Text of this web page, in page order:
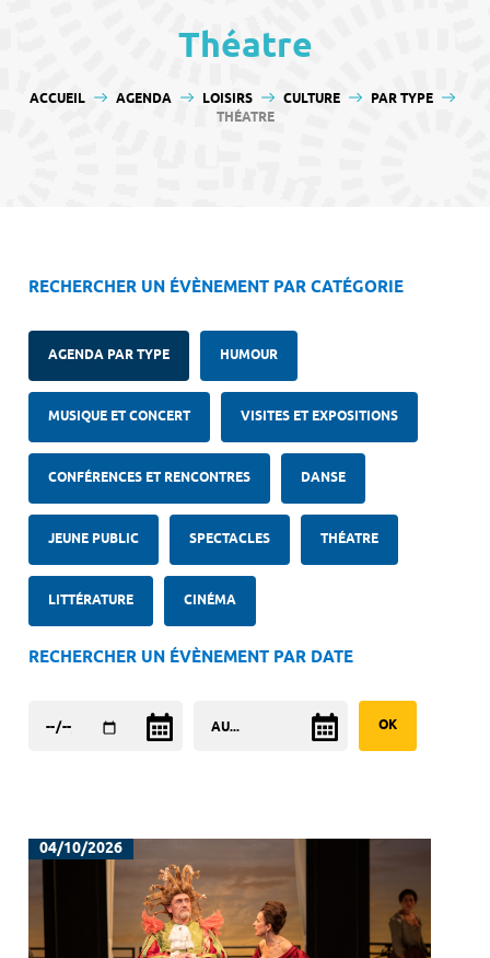
Théatre
VOUS ÊTES ICI :
ACCUEIL AGENDA LOISIRS CULTURE
PAR TYPE
THÉATRE
RECHERCHER UN ÉVÈNEMENT PAR CATÉGORIE
AGENDA PAR TYPE HUMOUR
MUSIQUE ET CONCERT VISITES ET EXPOSITIONS
CONFÉRENCES ET RENCONTRES DANSE
JEUNE PUBLIC SPECTACLES THÉATRE
LITTÉRATURE CINÉMA
RECHERCHER UN ÉVÈNEMENT PAR DATE
04/10/2026